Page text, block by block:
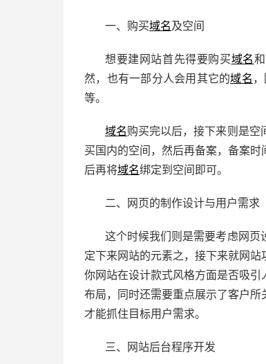
一、购买域名及空间
想要建网站首先得要购买域名
然，也有一部分人会用其它的域名
等。
域名购买完以后，接下来则是空
买国内的空间，然后再备案，备案
后再将域名绑定到空间即可。
二、网页的制作设计与用户需求
这个时候我们则是需要考虑网页
定下来网站的元素之，接下来就网站
你网站在设计款式风格方面是否吸引
布局，同时还需要重点展示了客户所
才能抓住目标用户需求。
三、网站后台程序开发